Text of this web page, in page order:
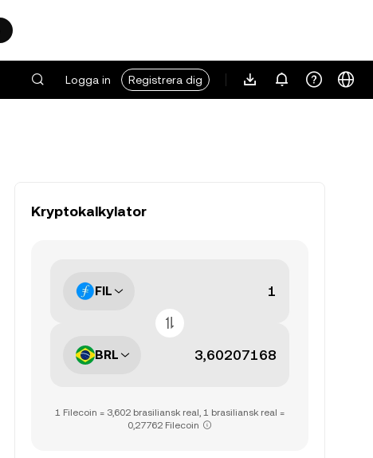
Logga in Registrera dig
Kryptokalkylator
FIL
BRL
1 Filecoin = 3,602 brasiliansk real, 1 brasiliansk real =
0,27762 Filecoin